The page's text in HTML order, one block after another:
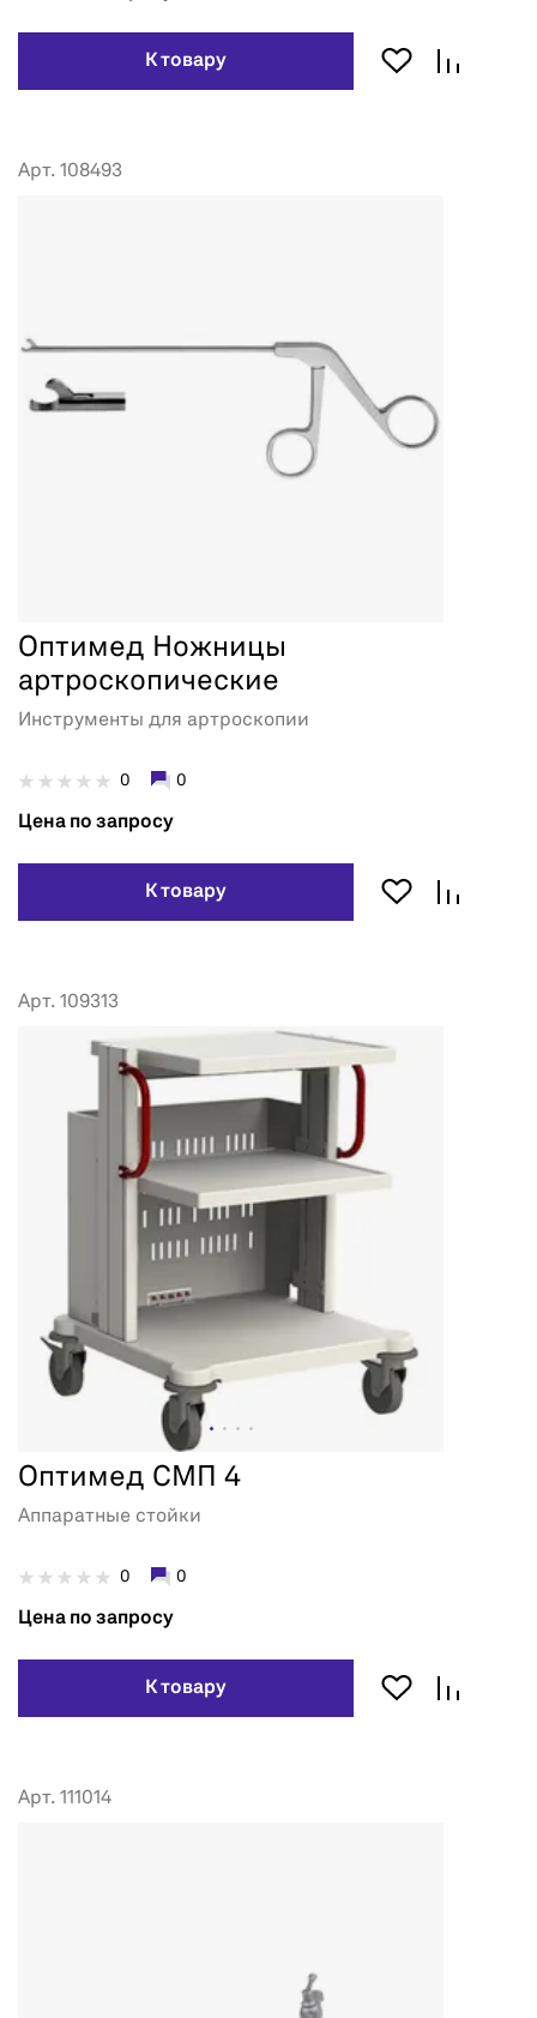
К товару
Арт. 108493
Оптимед Ножницы
артроскопические
Инструменты для артроскопии
0 0
Цена по запросу
К товару
Арт. 109313
Оптимед СМП 4
Аппаратные стойки
0 0
Цена по запросу
К товару
Арт. 111014